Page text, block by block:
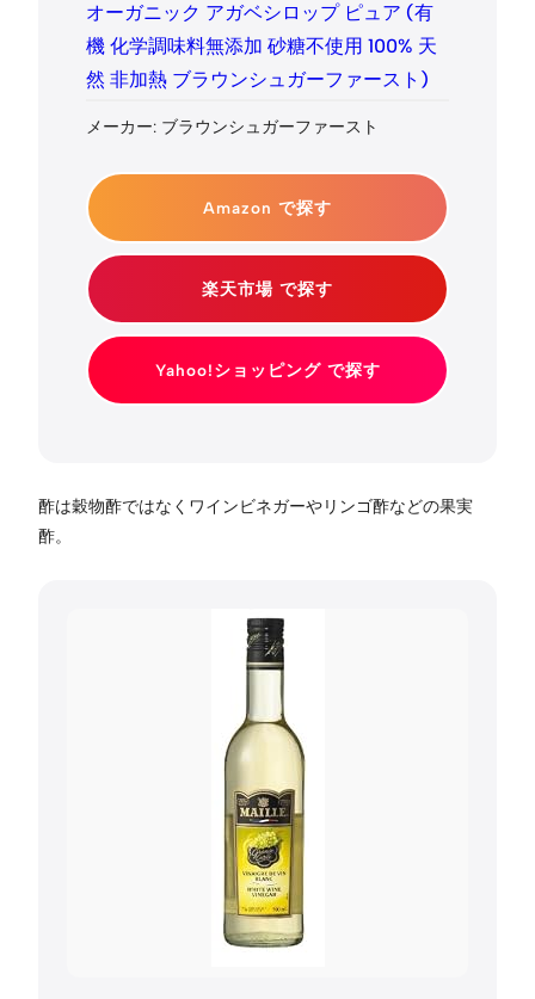
オーガニック アガベシロップ ピュア (有
機 化学調味料無添加 砂糖不使用 100% 天
然 非加熱 ブラウンシュガーファースト)
メーカー: ブラウンシュガーファースト
Amazon で探す
楽天市場 で探す
Yahoo!ショッピング で探す
酢は穀物酢ではなくワインビネガーやリンゴ酢などの果実
酢。